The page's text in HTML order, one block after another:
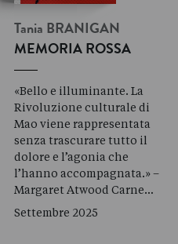
Tania BRANIGAN
MEMORIA ROSSA
«Bello e illuminante. La
Rivoluzione culturale di
Mao viene rappresentata
senza trascurare tutto il
dolore e l’agonia che
l’hanno accompagnata.» –
Margaret Atwood Carne…
Settembre 2025